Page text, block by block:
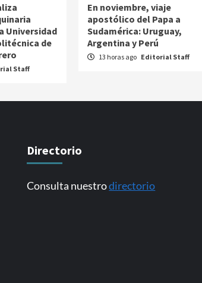
Universidad
de
Staff
En noviembre, viaje
apostólico del Papa a
Sudamérica: Uruguay,
Argentina y Perú
13 horas ago Editorial Staff
Directorio
Consulta nuestrodirectorio